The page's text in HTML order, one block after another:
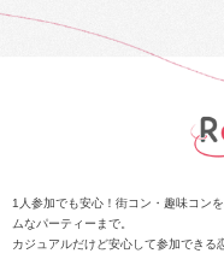
1人参加でも安心！街コン・趣味コン
ムなパーティーまで。
カジュアルだけど安心して参加できる